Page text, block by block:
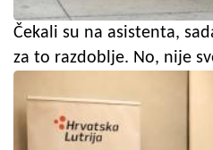
Čekali su na asistenta,
za to razdoblje. No, nije